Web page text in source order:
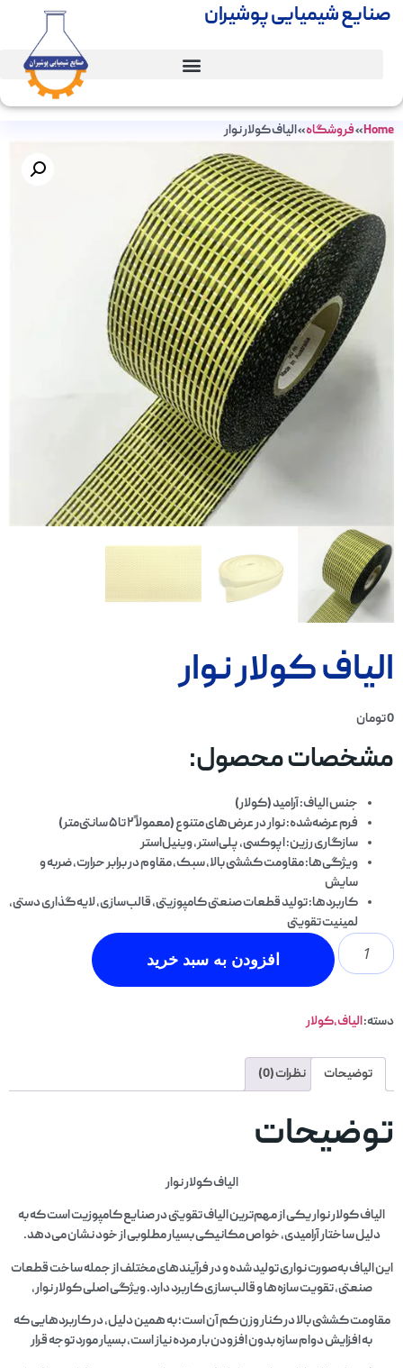
صنایع شیمیایی پوشیران
Home
»فروشگاه»الیاف کولار نوار
الیاف کولار نوار
0تومان
مشخصات محصول:
جنس الیاف: آرامید (کولار)
فرم عرضه‌شده: نوار در عرض‌های متنوع (معمولاً ۲ تا ۵ سانتی‌متر)
سازگاری رزین: اپوکسی، پلی‌استر، وینیل‌استر
ویژگی‌ها: مقاومت کششی بالا، سبک، مقاوم در برابر حرارت، ضربه و
سایش
کاربردها: تولید قطعات صنعتی کامپوزیتی، قالب‌سازی، لایه‌گذاری دستی،
لمینیت تقویتی
افزودن به سبد خرید
دسته:الیاف،کولار
توضیحات نظرات (0)
توضیحات
الیاف کولار نوار
الیاف کولار نوار یکی از مهم‌ترین الیاف تقویتی در صنایع کامپوزیت است که به
دلیل ساختار آرامیدی، خواص مکانیکی بسیار مطلوبی از خود نشان می‌دهد.
این الیاف به‌صورت نواری تولید شده و در فرآیندهای مختلف از جمله ساخت قطعات
صنعتی، تقویت سازه‌ها و قالب‌سازی کاربرد دارد. ویژگی اصلی کولار نوار،
مقاومت کششی بالا در کنار وزن کم آن است؛ به همین دلیل، در کاربردهایی که
به افزایش دوام سازه بدون افزودن بار مرده نیاز است، بسیار مورد توجه قرار